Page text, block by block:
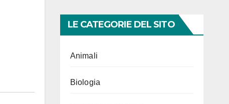
LE CATEGORIE DEL SITO
Animali
Biologia